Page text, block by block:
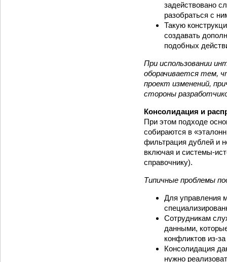
задействовано
разобраться с
Такую
создавать
подобных
При использовании
оборачивается тем,
проект изменений,
стороны
Консолидация и
При этом подходе
собираются в
фильтрация дублей и
включая и системы-
справочнику).
Типичные проблемы
Для управления
Сотрудникам
данными,
конфликтов из-
Консолидация
нужно